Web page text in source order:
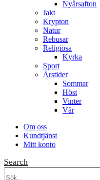
Nyårsafton
Jakt
Krypton
Natur
Rebusar
Religiösa
Kyrka
Sport
Årstider
Sommar
Höst
Vinter
Vår
Om oss
Kundtjänst
Mitt konto
Search